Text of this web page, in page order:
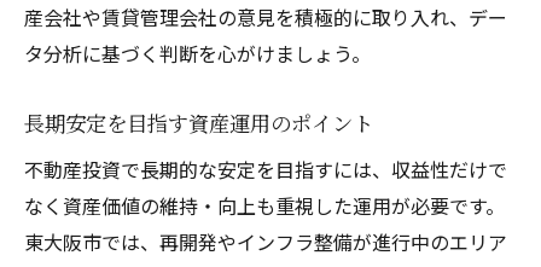
産会社や賃貸管理会社の意見を積極的に取り入れ、デー
タ分析に基づく判断を心がけましょう。
長期安定を目指す資産運用のポイント
不動産投資で長期的な安定を目指すには、収益性だけで
なく資産価値の維持・向上も重視した運用が必要です。
東大阪市では、再開発やインフラ整備が進行中のエリア